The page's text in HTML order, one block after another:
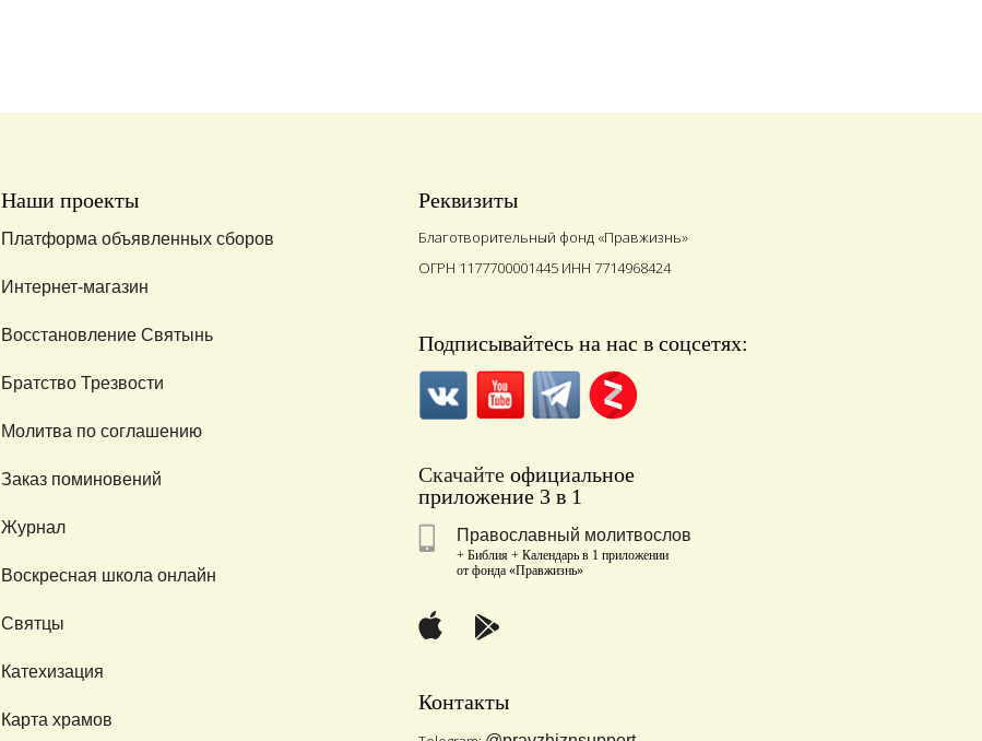
Наши проекты
Платформа объявленных сборов
Интернет-магазин
Восстановление Святынь
Братство Трезвости
Молитва по соглашению
Заказ поминовений
Журнал
Воскресная школа онлайн
Святцы
Катехизация
Карта храмов
Реквизиты
Благотворительный фонд «Правжизнь»
ОГРН 1177700001445 ИНН 7714968424
Подписывайтесь на нас в соцсетях:
Скачайтеофициальное
приложение 3 в 1
Православный молитвослов
+ Библия + Календарь в 1 приложении
от фонда «Правжизнь»
Контакты